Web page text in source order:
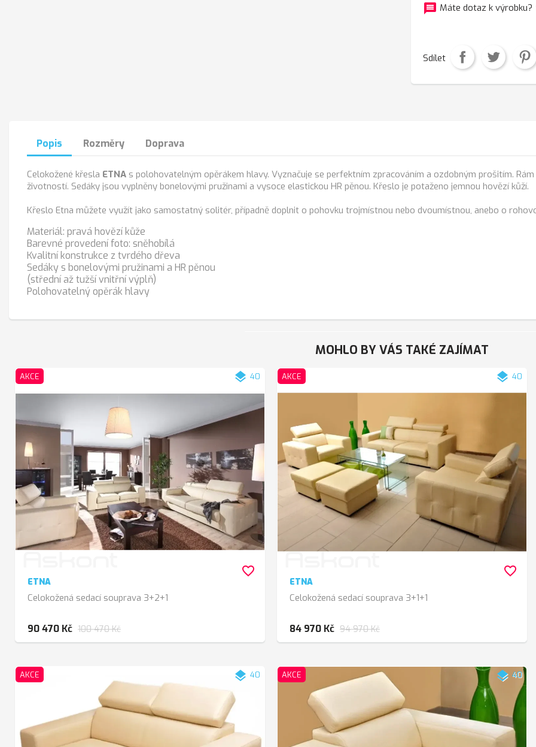
message Máte dotaz k výrobku?
Sdílet
Popis Rozměry Doprava
Celokožené křesla ETNA s polohovatelným opěrákem hlavy. Vyznačuje se perfektním zpracováním a ozdobným prošitím.
životností. Sedáky jsou vyplněny bonelovými pružinami a vysoce elastickou HR pěnou. Křeslo je potaženo jemnou hovězí kůží.
Křeslo Etna můžete využít jako samostatný solitér, případně doplnit o pohovku trojmístnou nebo dvoumístnou, anebo o
Materiál: pravá hovězí kůže
Barevné provedení foto: sněhobílá
Kvalitní konstrukce z tvrdého dřeva
Sedáky s bonelovými pružinami a HR pěnou
(střední až tužší vnitřní výplň)
Polohovatelný opěrák hlavy
MOHLO BY VÁS TAKÉ ZAJÍMAT
AKCE layers 40
ETNA
Celokožená sedací souprava 3+2+1
90 470 Kč 100 470 Kč
favorite_border
AKCE layers 40
ETNA
Celokožená sedací souprava 3+1+1
84 970 Kč 94 970 Kč
favorite_border
AKCE layers 40 AKCE layers 40